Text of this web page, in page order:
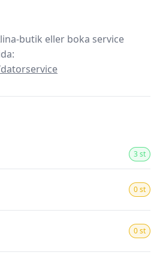
butik eller boka service
3 st
0 st
0 st